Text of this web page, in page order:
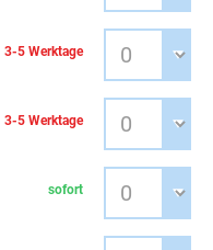
3-5 Werktage
3-5 Werktage
sofort